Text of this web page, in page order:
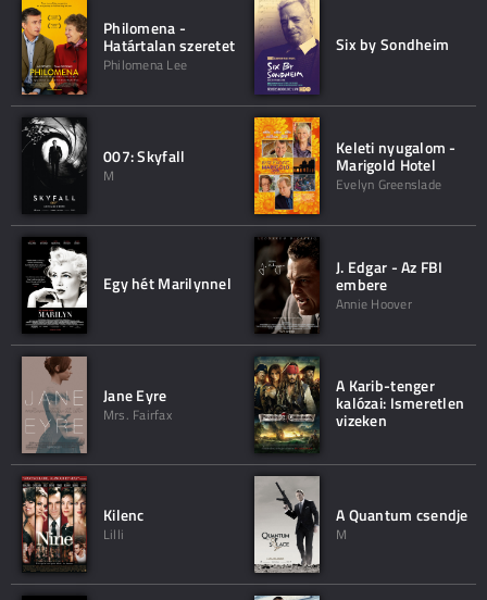
Philomena -
Határtalan szeretet
Philomena Lee
Six by Sondheim
007: Skyfall
M
Keleti nyugalom -
Marigold Hotel
Evelyn Greenslade
Egy hét Marilynnel
J. Edgar - Az FBI
embere
Annie Hoover
Jane Eyre
Mrs. Fairfax
A Karib-tenger
kalózai: Ismeretlen
vizeken
Kilenc
Lilli
A Quantum csendje
M